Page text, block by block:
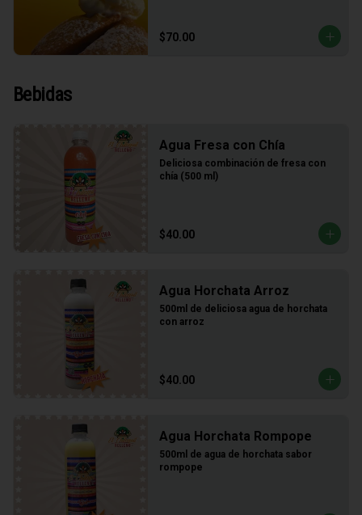
$70.00
Bebidas
Agua Fresa con Chía
Deliciosa combinación de fresa con
chía (500 ml)
$40.00
Agua Horchata Arroz
500ml de deliciosa agua de horchata
con arroz
$40.00
Agua Horchata Rompope
500ml de agua de horchata sabor
rompope